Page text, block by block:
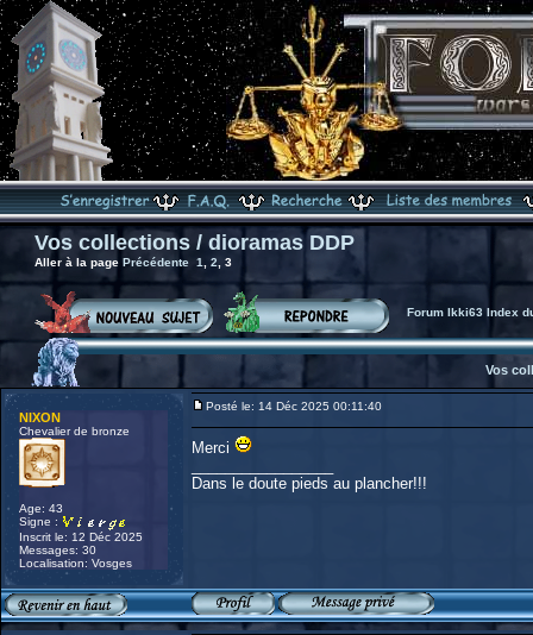
Vos collections / dioramas DDP
Aller à la page Précédente 1 2 3
Forum Ikki63 Index
Vos
NIXON
Chevalier de bronze
Age: 43
Signe :
Inscrit le: 12 Déc 2025
Messages: 30
Localisation: Vosges
Posté le: 14 Déc 2025 00:11:40
Merci
Dans le doute pieds au plancher!!!